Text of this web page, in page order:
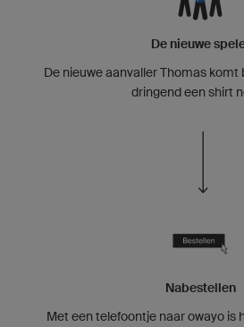
De nieuwe
De nieuwe aanvaller Thomas komt
dringend een shirt
Nabestellen
Met een telefoontje naar owayo is